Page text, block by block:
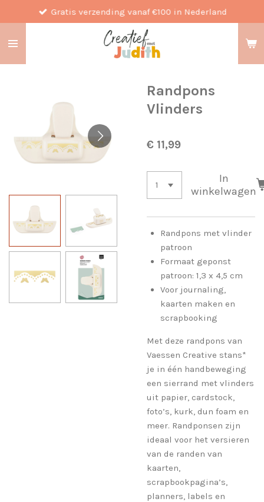
direct
naar
Gratis verzending vanaf €100 in Nederland
Randpons
Vlinders
€ 11,99
In
winkelwagen
Randpons met vlinder
patroon
Formaat geponst
patroon: 1,3 x 4,5 cm
Voor journaling,
kaarten maken en
scrapbooking
Met deze randpons van
Vaessen Creative stans*
je in één handbeweging
een sierrand met vlinders
uit papier, cardstock,
foto’s, kurk, dun foam en
meer. Randponsen zijn
ideaal voor het versieren
van de randen van
kaarten,
scrapbookpagina’s,
planners, labels en